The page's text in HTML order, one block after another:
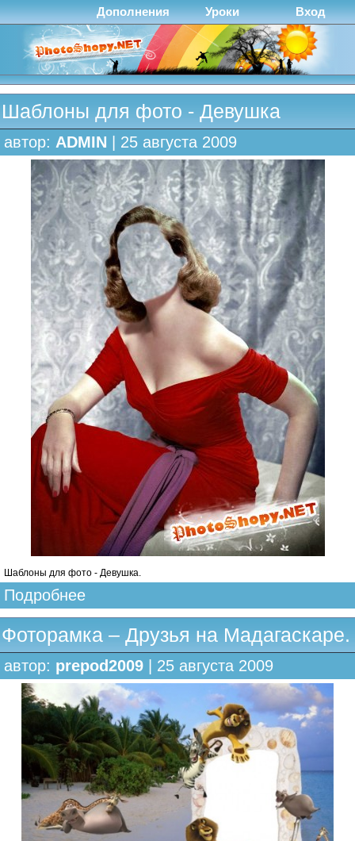
Дополнения Уроки Вход
Шаблоны для фото - Девушка
автор: ADMIN | 25 августа 2009
Шаблоны для фото - Девушка.
Подробнее
Фоторамка – Друзья на Мадагаскаре.
автор: prepod2009 | 25 августа 2009